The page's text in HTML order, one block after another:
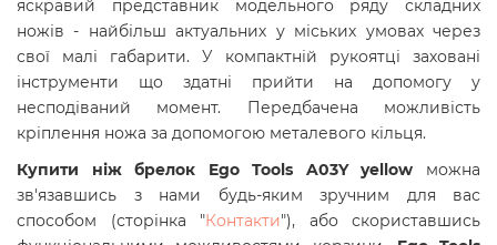
яскравий представник модельного ряду складних
ножів - найбільш актуальних у міських умовах через
свої малі габарити. У компактній рукоятці заховані
інструменти що здатні прийти на допомогу у
несподіваний момент. Передбачена можливість
кріплення ножа за допомогою металевого кільця.
Купити ніж брелок Ego Tools A03Y yellow
можна
зв'язавшись з нами будь-яким зручним для вас
способом (сторінка "Контакти"), або скориставшись